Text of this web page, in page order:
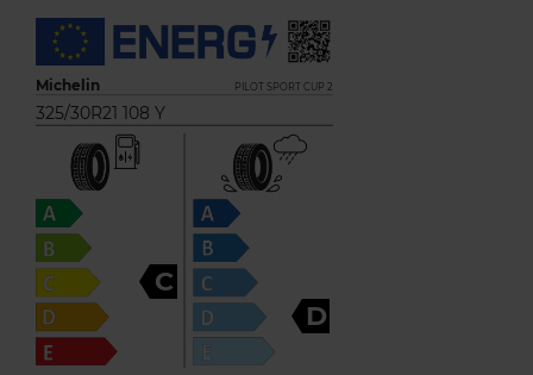
Michelin PILOT SPORT CUP 2
325/30R21 108 Y
C
D